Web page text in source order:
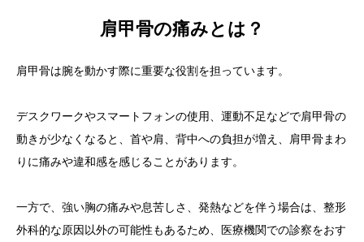
肩甲骨の痛みとは？
肩甲骨は腕を動かす際に重要な役割を担っています。
デスクワークやスマートフォンの使用、運動不足などで肩甲骨の
動きが少なくなると、首や肩、背中への負担が増え、肩甲骨まわ
りに痛みや違和感を感じることがあります。
一方で、強い胸の痛みや息苦しさ、発熱などを伴う場合は、整形
外科的な原因以外の可能性もあるため、医療機関での診察をおす